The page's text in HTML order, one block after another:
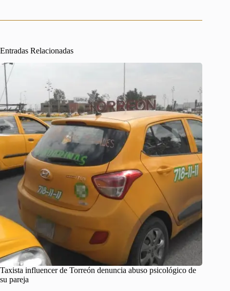
Entradas Relacionadas
Taxista influencer de Torreón denuncia abuso psicológico de
su pareja